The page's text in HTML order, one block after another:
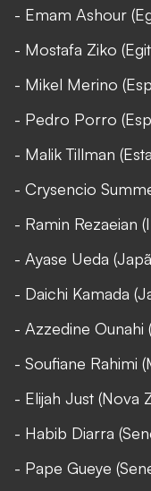
- Emam Ashour
- Mostafa Ziko
- Mikel Merino
- Pedro Porro
- Malik Tillman
- Crysencio
- Ramin Rezaeian
- Ayase Ueda
- Daichi Kamada
- Azzedine Ounahi
- Soufiane Rahimi
- Elijah Just (Nova
- Habib Diarra
- Pape Gueye